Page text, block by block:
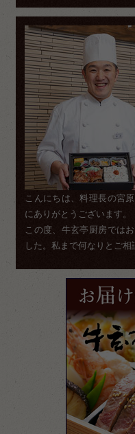
こんにちは、料理長の宮
にありがとうございます。
この度、牛玄亭厨房では
した。私まで何なりとご相